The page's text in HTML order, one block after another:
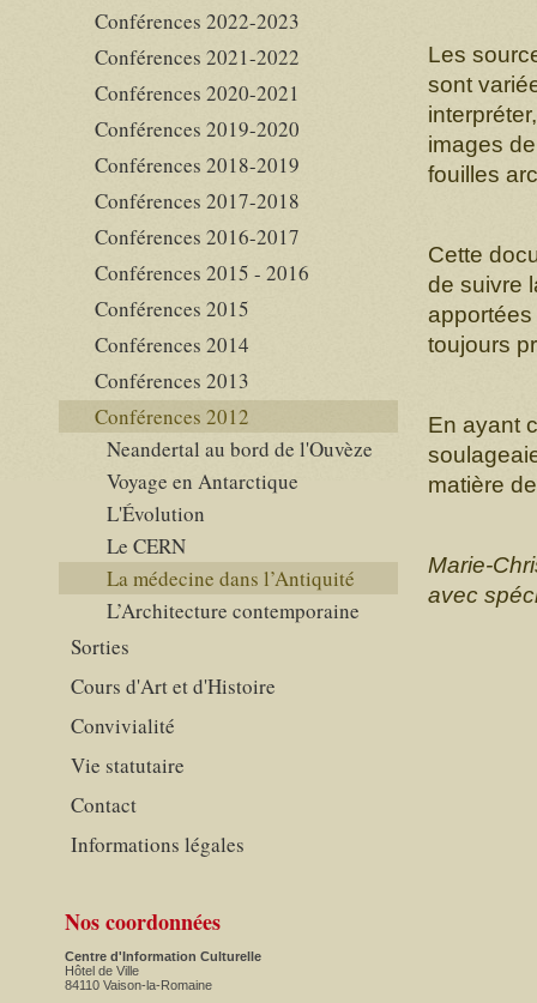
Les
sont
images
fouilles
Cette
de suivre
toujours
En ayant
matière
Marie-
avec
Conférences 2022-2023
Conférences 2021-2022
Conférences 2020-2021
Conférences 2019-2020
Conférences 2018-2019
Conférences 2017-2018
Conférences 2016-2017
Conférences 2015 - 2016
Conférences 2015
Conférences 2014
Conférences 2013
Conférences 2012
Neandertal au bord de l'Ouvèze
Voyage en Antarctique
L'Évolution
Le CERN
La médecine dans l’Antiquité
L’Architecture contemporaine
Sorties
Cours d'Art et d'Histoire
Convivialité
Vie statutaire
Contact
Informations légales
Nos coordonnées
Centre d'Information Culturelle
Hôtel de Ville
84110 Vaison-la-Romaine